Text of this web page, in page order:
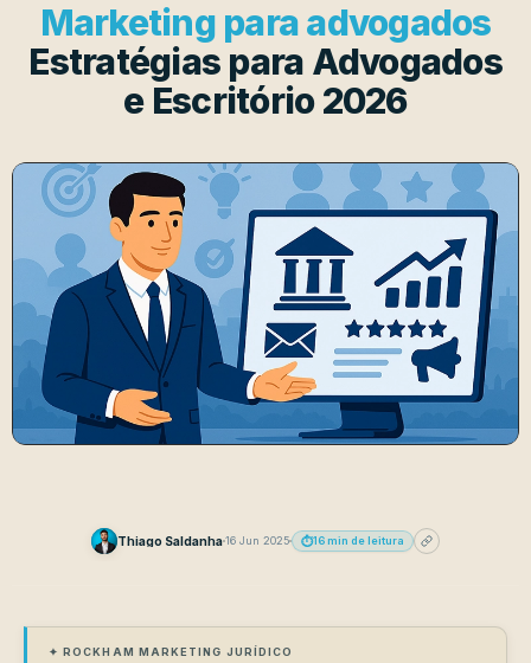
Marketing para advogados
Estratégias para Advogados
e Escritório 2026
Thiago Saldanha16 Jun 2025 ⏱️16 min de leitura
✦ ROCKHAM MARKETING JURÍDICO